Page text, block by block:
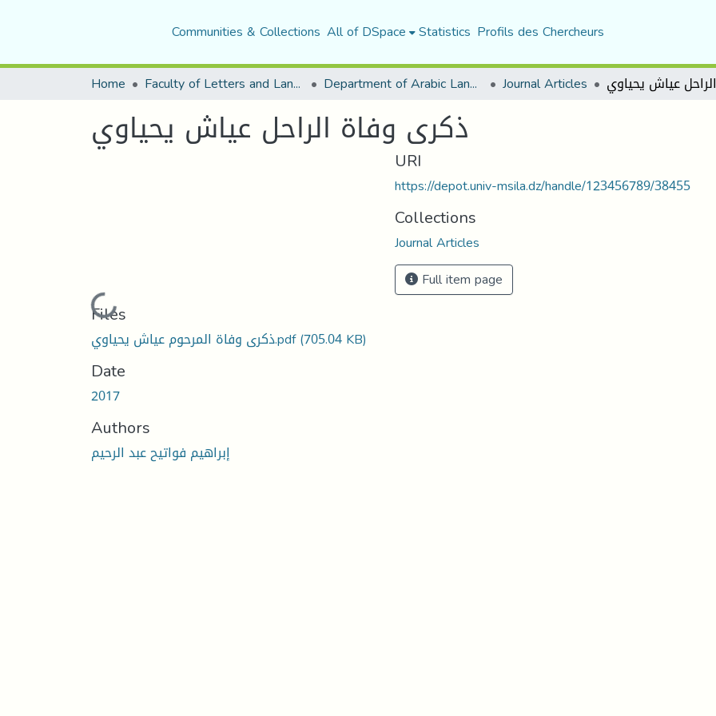
Communities & Collections All of DSpace Statistics Profils des Chercheurs
Home Faculty of Letters and Languages Department of Arabic Language and Literature Journal Articles
ذكرى وفاة الراحل عياش يحياوي
Loading...
Files
ذكرى وفاة المرحوم عياش يحياوي.pdf(705.04 KB)
Date
2017
Authors
إبراهيم فواتيح عبد الرحيم
URI
https://depot.univ-msila.dz/handle/123456789/38455
Collections
Journal Articles
Full item page